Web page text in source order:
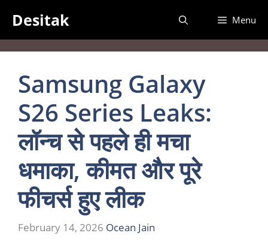
content
Desitak Menu
Samsung Galaxy
S26 Series Leaks:
लॉन्च से पहले ही मचा
धमाका, कीमत और पूरे
फीचर्स हुए लीक
February 14, 2026 Ocean Jain